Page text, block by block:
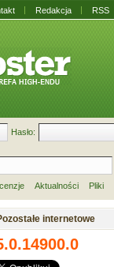
Redakcja RSS
Hasło:
Aktualności Pliki
internetowe